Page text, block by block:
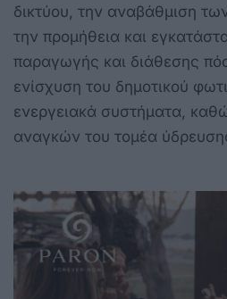
δικτύου, την αναβάθμιση
την προμήθεια και
παραγωγής και διάθεσης
ενίσχυση του δημοτικού
ενεργειακά συστήματα,
αναγκών του τομέα